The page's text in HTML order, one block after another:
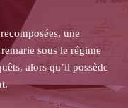
bénéficiaires d’une
de l’assureur de
l’historique des